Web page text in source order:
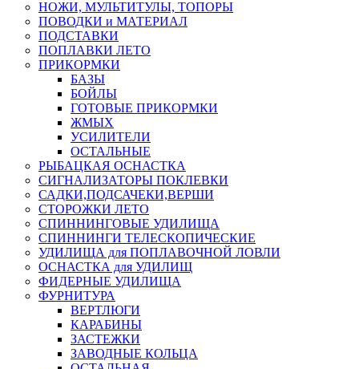
НОЖИ, МУЛЬТИТУЛЫ, ТОПОРЫ
ПОВОДКИ и МАТЕРИАЛ
ПОДСТАВКИ
ПОПЛАВКИ ЛЕТО
ПРИКОРМКИ
БАЗЫ
БОЙЛЫ
ГОТОВЫЕ ПРИКОРМКИ
ЖМЫХ
УСИЛИТЕЛИ
ОСТАЛЬНЫЕ
РЫБАЦКАЯ ОСНАСТКА
СИГНАЛИЗАТОРЫ ПОКЛЕВКИ
САДКИ,ПОДСАЧЕКИ,ВЕРШИ
СТОРОЖКИ ЛЕТО
СПИННИНГОВЫЕ УДИЛИЩА
СПИННИНГИ ТЕЛЕСКОПИЧЕСКИЕ
УДИЛИЩА для ПОПЛАВОЧНОЙ ЛОВЛИ
ОСНАСТКА для УДИЛИЩ
ФИДЕРНЫЕ УДИЛИЩА
ФУРНИТУРА
ВЕРТЛЮГИ
КАРАБИНЫ
ЗАСТЕЖКИ
ЗАВОДНЫЕ КОЛЬЦА